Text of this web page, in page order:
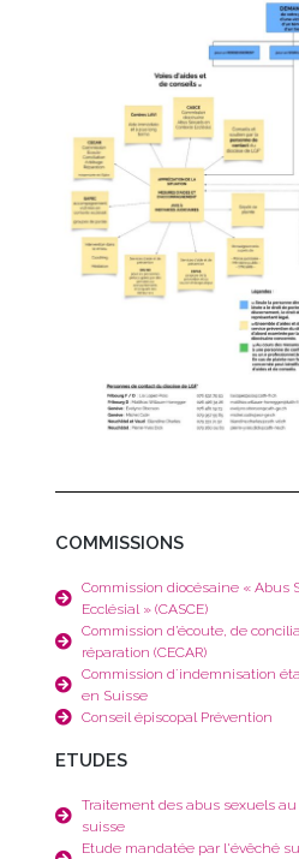
COMMISSIONS
Commission diocésaine « Abus
Ecclésial » (CASCE)
Commission d’écoute, de
réparation (CECAR)
Commission dʼindemnisation
en Suisse
Conseil épiscopal Prévention
ETUDES
Traitement des abus sexuels
suisse
Etude mandatée par l'évêché